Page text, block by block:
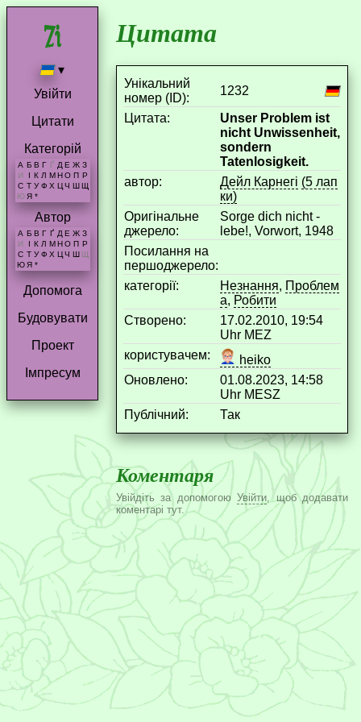
▾
Увійти
Цитати
Категорій
А Б В Г Ґ Д Е Ж З
И
І К Л М Н О П Р
С Т У Ф Х Ц Ч Ш Щ
Ю Я *
Автор
А Б В Г Ґ Д Е Ж З
И
К Л М Н О П Р
С Т У Ф Х Ц Ч Ш Щ
Ю Я *
Допомога
Будовувати
Проект
Імпресум
Цитата
Унікальний
номер (ID):
1232
Цитата:
Unser Problem ist
nicht Unwissenheit,
sondern
Tatenlosigkeit.
aвтор:
Дейл Карнегі (5 лап
ки)
Оригінальне
джерело:
Sorge dich nicht -
lebe!, Vorwort, 1948
Посилання на
першоджерело:
категорії:
Незнання, Проблем
а, Робити
Створено:
17.02.2010, 19:54
Uhr MEZ
користувачем:
heiko
Оновлено:
01.08.2023, 14:58
Uhr MESZ
Публічний:
Так
Коментаря
Увійдіть за допомогоюУвійти , щоб додавати
коментарі тут.